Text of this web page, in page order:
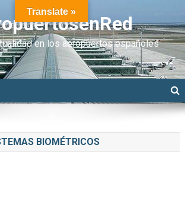
en los aeropuertos españoles
BIOMÉTRICOS
Translate »